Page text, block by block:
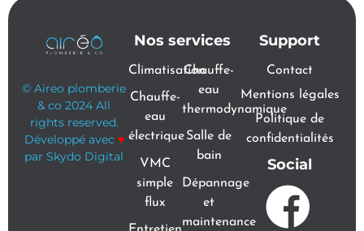
© Aireo plomberie
& co 2024 All
rights reserved.
Développé avec ♥
par Skydo Digital
Nos services
Climatisation
Chauffe-
eau
électrique
VMC
simple
flux
Chauffe-
eau
thermodynamique
Salle de
bain
Dépannage
et
maintenance
Support
Contact
Mentions légales
Politique de
confidentialités
Social